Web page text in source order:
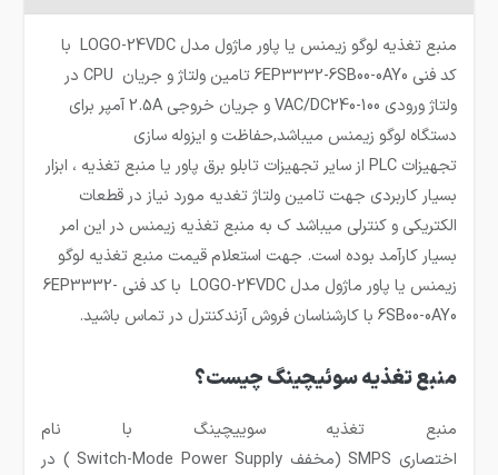
منبع تغذیه لوگو زیمنس یا پاور ماژول مدلLOGO-24VDC با
کد فنی 6EP3332-6SB00-0AY0تامین ولتاژ و جریان
در
ولتاژ ورودی 100-240
VAC/DC و جریان خروجی2.5Aآمپر برای
دستگاه لوگو زیمنس میباشد,حفاظت و ایزوله سازی
تجهیزات PLC
از سایر تجهیزات تابلو برق پاور یا منبع تغذیه ، ابزار
بسیار کاربردی جهت تامین ولتاژ تغدیه مورد نیاز در قطعات
الکتریکی و کنترلی میباشد ک به منبع تغذیه زیمنس در این امر
بسیار کارآمد بوده است. جهت استعلام قیمت منبع تغذیه لوگو
زیمنس یا پاور ماژول مدلLOGO-24VDC
با کد فنی 6EP3332-
6SB00-0AY0 با کارشناسان فروش آزندکنترل در تماس باشید.
منبع تغذیه سوئیچینگ چیست؟
منبع تغذیه سوییچینگ با نام
اختصاری SMPS (مخفف Switch-Mode Power Supply ) در